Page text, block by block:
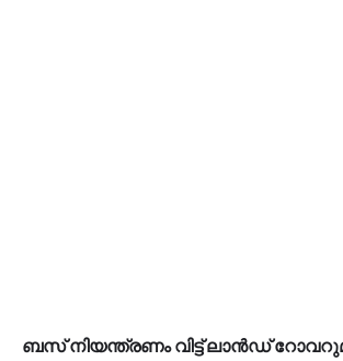
ബസ് നിയന്ത്രണം വിട്ട് ലാൻഡ്